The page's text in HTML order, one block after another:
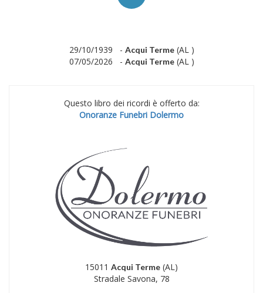
29/10/1939 - Acqui Terme(AL )
07/05/2026 - Acqui Terme(AL )
Questo libro dei ricordi è offerto da:
Onoranze Funebri Dolermo
15011 Acqui Terme (AL)
Stradale Savona, 78